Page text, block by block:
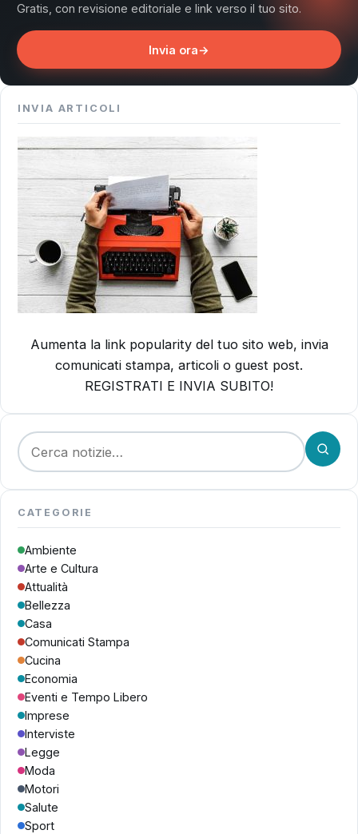
Gratis, con revisione editoriale e link verso il tuo sito.
Invia ora→
INVIA ARTICOLI
Aumenta la link popularity del tuo sito web, invia
comunicati stampa, articoli o guest post.
REGISTRATI E INVIA SUBITO!
Cerca:
CATEGORIE
Ambiente
Arte e Cultura
Attualità
Bellezza
Casa
Comunicati Stampa
Cucina
Economia
Eventi e Tempo Libero
Imprese
Interviste
Legge
Moda
Motori
Salute
Sport